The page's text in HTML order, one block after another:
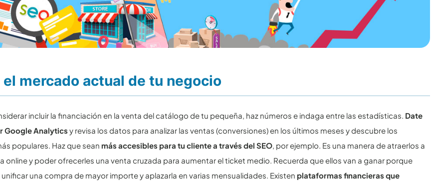
el mercado actual de tu negocio
incluir la financiación en la venta del catálogo de tu pequeña, haz números e indaga entre las estadísticas. Date
Google Analytics y revisa los datos para analizar las ventas (conversiones) en los últimos meses y descubre los
populares. Haz que sean más accesibles para tu cliente a través del SEO , por ejemplo. Es una manera de atraerlos a
online y poder ofrecerles una venta cruzada para aumentar el ticket medio. Recuerda que ellos van a ganar porque
una compra de mayor importe y aplazarla en varias mensualidades. Existen plataformas financieras que